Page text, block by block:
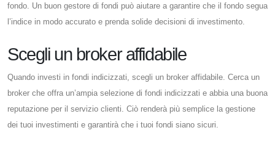
fondo. Un buon gestore di fondi può aiutare a garantire che il fondo segua
l’indice in modo accurato e prenda solide decisioni di investimento.
Scegli un broker affidabile
Quando investi in fondi indicizzati, scegli un broker affidabile. Cerca un
broker che offra un’ampia selezione di fondi indicizzati e abbia una buona
reputazione per il servizio clienti. Ciò renderà più semplice la gestione
dei tuoi investimenti e garantirà che i tuoi fondi siano sicuri.